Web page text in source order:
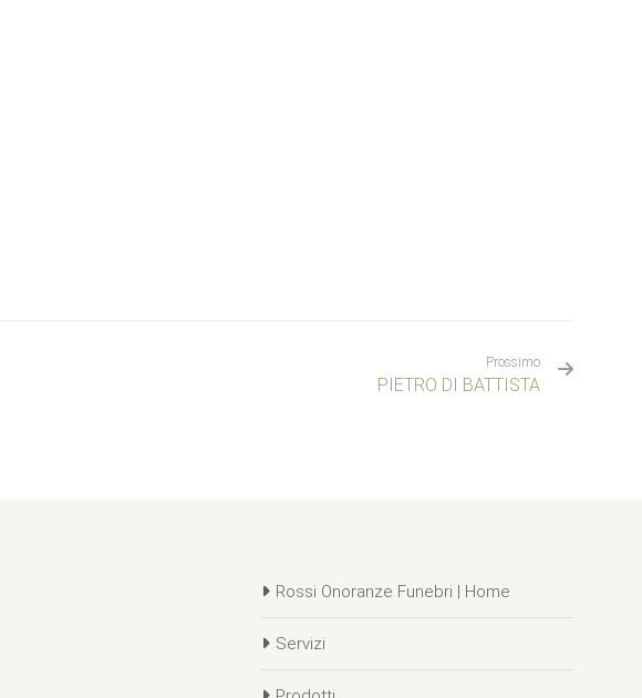
Prossimo
PIETRO DI BATTISTA
Rossi Onoranze Funebri | Home
Servizi